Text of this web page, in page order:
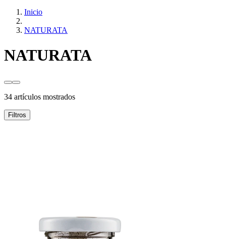
Inicio
NATURATA
NATURATA
34 artículos mostrados
Filtros